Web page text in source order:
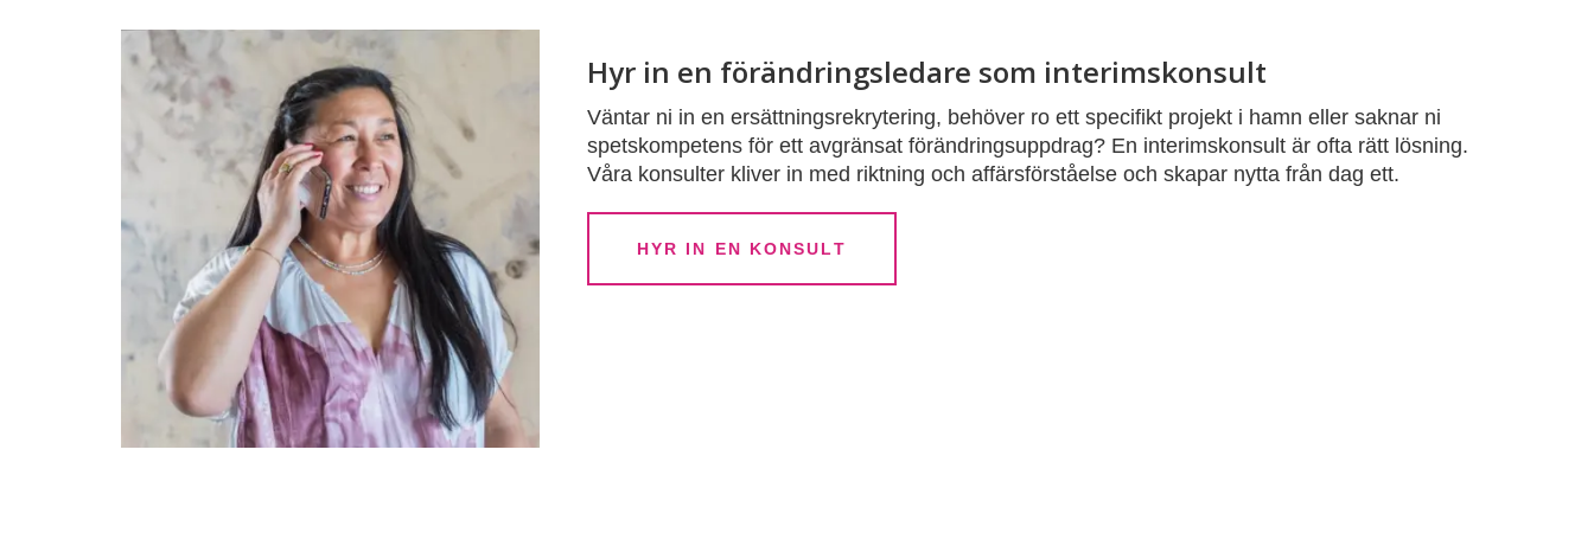
Hyr in en förändringsledare som interimskonsult
Väntar ni in en ersättningsrekrytering, behöver ro ett specifikt projekt i hamn eller saknar ni
spetskompetens för ett avgränsat förändringsuppdrag? En interimskonsult är ofta rätt lösning.
Våra konsulter kliver in med riktning och affärsförståelse och skapar nytta från dag ett.
HYR IN EN KONSULT